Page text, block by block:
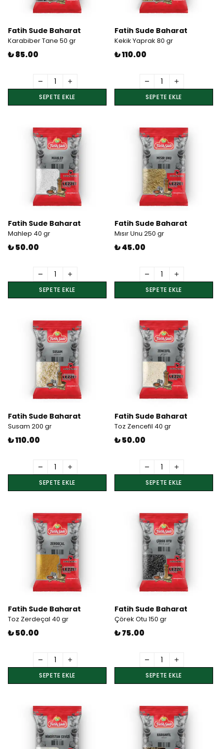
Fatih Sude Baharat
Karabiber Tane 50 gr
₺ 85.00
SEPETE EKLE
Fatih Sude Baharat
Kekik Yaprak 80 gr
₺ 110.00
SEPETE EKLE
Fatih Sude Baharat
Mahlep 40 gr
₺ 50.00
SEPETE EKLE
Fatih Sude Baharat
Mısır Unu 250 gr
₺ 45.00
SEPETE EKLE
Fatih Sude Baharat
Susam 200 gr
₺ 110.00
SEPETE EKLE
Fatih Sude Baharat
Toz Zencefil 40 gr
₺ 50.00
SEPETE EKLE
Fatih Sude Baharat
Toz Zerdeçal 40 gr
₺ 50.00
SEPETE EKLE
Fatih Sude Baharat
Çörek Otu 150 gr
₺ 75.00
SEPETE EKLE